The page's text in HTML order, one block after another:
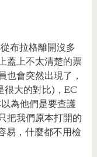
布拉格離開沒多
蓋上不太清楚的票
也會突然出現了，
很大的對比)，EC
為他們是要查護
把我們原本打開的
易，什麼都不用檢